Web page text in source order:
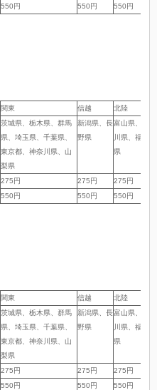
550円 550円 550円
関東 信越 北陸
茨城県、栃木県、群馬
県、埼玉県、千葉県、
東京都、神奈川県、山
梨県
新潟県、長
野県
富山県、石
川県、福井
県
275円 275円 275円
550円 550円 550円
関東 信越 北陸
茨城県、栃木県、群馬
県、埼玉県、千葉県、
東京都、神奈川県、山
梨県
新潟県、長
野県
富山県、石
川県、福井
県
275円 275円 275円
550円 550円 550円